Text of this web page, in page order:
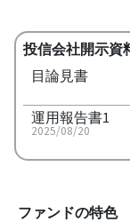
投信会社開示資
目論見書
運用報告書1
2025/08/20
ファンドの特色